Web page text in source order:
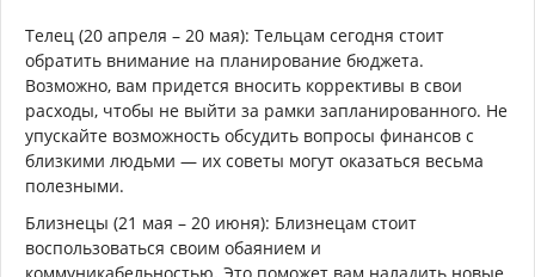
Телец (20 апреля – 20 мая): Тельцам сегодня стоит
обратить внимание на планирование бюджета.
Возможно, вам придется вносить коррективы в свои
расходы, чтобы не выйти за рамки запланированного. Не
упускайте возможность обсудить вопросы финансов с
близкими людьми — их советы могут оказаться весьма
полезными.
Близнецы (21 мая – 20 июня): Близнецам стоит
воспользоваться своим обаянием и
коммуникабельностью. Это поможет вам наладить новые